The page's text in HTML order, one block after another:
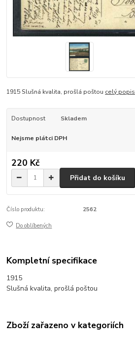
1915 Slušná kvalita, prošlá poštou celý popis
Dostupnost Skladem
Nejsme plátci DPH
220 Kč
Přidat do košíku
Číslo produktu: 2562
Do oblíbených
Kompletní specifikace
1915
Slušná kvalita, prošlá poštou
Zboží zařazeno v kategoriích